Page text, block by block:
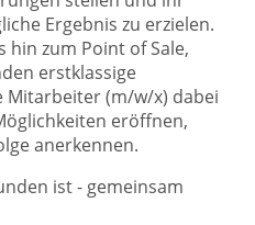
Ergebnis zu erzielen.
hin zum Point of Sale,
erstklassige
Mitarbeiter (m/w/x) dabei
eröffnen,
anerkennen.
ist - gemeinsam